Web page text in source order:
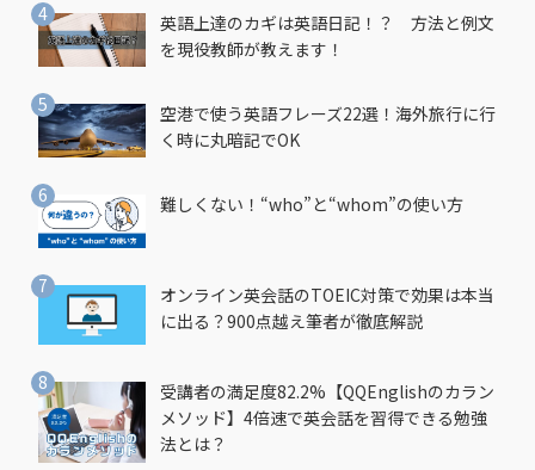
英語上達のカギは英語日記！？ 方法と例文
を現役教師が教えます！
空港で使う英語フレーズ22選！海外旅行に行
く時に丸暗記でOK
難しくない！“who”と“whom”の使い方
オンライン英会話のTOEIC対策で効果は本当
に出る？900点越え筆者が徹底解説
受講者の満足度82.2%【QQEnglishのカラン
メソッド】4倍速で英会話を習得できる勉強
法とは？